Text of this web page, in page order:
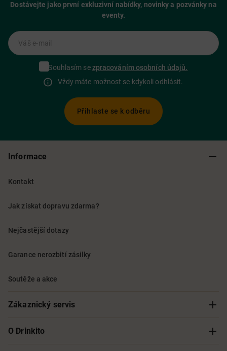
Dostávejte jako první exkluzivní nabídky, novinky a pozvánky na
eventy.
Váš e-mail
Souhlasím sezpracováním osobních údajů.
Vždy máte možnost se kdykoli odhlásit.
Přihlaste se k odběru
Informace
Kontakt
Jak získat dopravu zdarma?
Nejčastější dotazy
Garance nerozbití zásilky
Soutěže a akce
Zákaznický servis
Sledování objednávky
O Drinkito